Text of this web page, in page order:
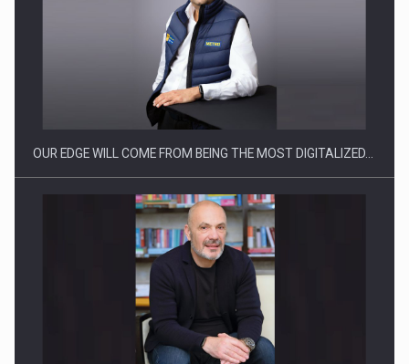
CEO Conference - Shaping The Future - Technology and…
Webinar - Business Evolution-RETHINK STRATEGY-Finantare
Investitii Digitalizare
OUR EDGE WILL COME FROM BEING THE MOST DIGITALIZED…